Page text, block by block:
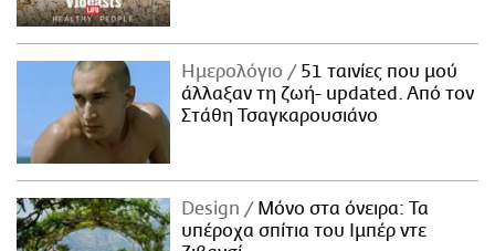
Ημερολόγιο
51 ταινίες που μού
άλλαξαν τη ζωή- updated. Aπό τον
Στάθη Τσαγκαρουσιάνο
Design
Μόνο στα όνειρα: Τα
υπέροχα σπίτια του Ιμπέρ ντε